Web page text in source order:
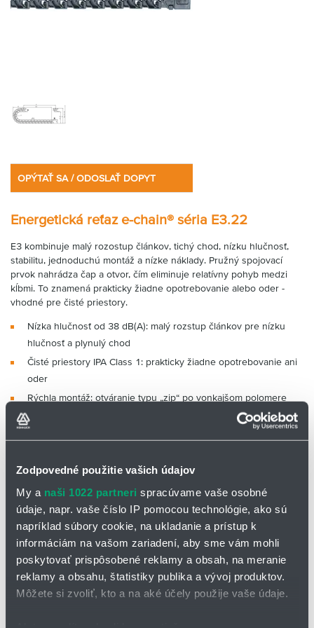
Zodpovedné použitie vašich údajov
My a naši 1022 partneri spracúvame vaše osobné
údaje, napr. vaše číslo IP pomocou technológie, ako sú
napríklad súbory cookie, na ukladanie a prístup k
informáciám na vašom zariadení, aby sme vám mohli
poskytovať prispôsobené reklamy a obsah, na meranie
reklamy a obsahu, štatistiky publika a vývoj produktov.
Môžete si zvoliť, kto a na aké účely použije vaše údaje.
OPÝTAŤ SA / ODOSLAŤ DOPYT
Energetická reťaz e-chain® séria E3.22
E3 kombinuje malý rozostup článkov, tichý chod, nízku hlučnosť,
stabilitu, jednoduchú montáž a nízke náklady. Pružný spojovací
prvok nahrádza čap a otvor, čím eliminuje relatívny pohyb medzi
kĺbmi. To znamená prakticky žiadne opotrebovanie alebo oder -
vhodné pre čisté priestory.
Nízka hlučnosť od 38 dB(A): malý rozstup článkov pre nízku
hlučnosť a plynulý chod
Čisté priestory IPA Class 1: prakticky žiadne opotrebovanie ani
oder
Rýchla montáž: otváranie typu „zip“ po vonkajšom polomere
Dynamika: vysoké rýchlosti a zrýchlenia
Certifikáty a normy:
Kedy použiť: Kedy zvoliť inú:
keď potrebujete
energetickú reťaz s
vnútornou výškou 22 mm
pre vnútornú šírku do 60
pre samonosné dĺžky až do
ak vyžadujete cenovo
výhodnejšie a otvárateľné